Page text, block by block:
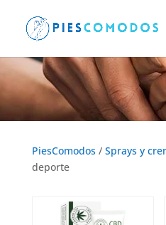
de
productos
Gama deporte
PiesComodos/ Sprays y
deporte